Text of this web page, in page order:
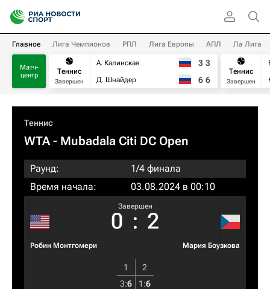
Главное Лига Чемпионов РПЛ Лига Европы АПЛ Ла Лига
Матч-
центр
Теннис
Завершен
А. Калинская
Д. Шнайдер
3 3
6 6
Теннис
Завершен
Теннис
WTA- Mubadala Citi DC Open
Раунд:
1/4 финала
Время начала:
03.08.2024 в 00:10
Робин Монтгомери
Завершен
0 : 2
Мария Боузкова
1
2
3:6 1 :6